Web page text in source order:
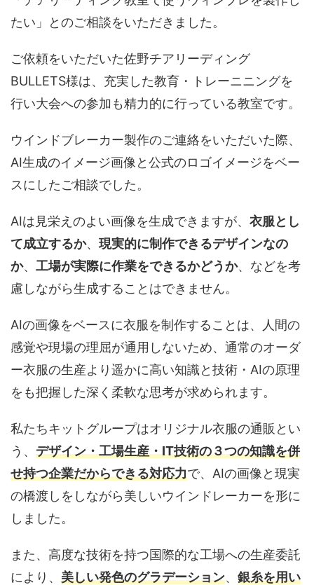
たい」とのご相談をいただきました。
ご依頼をいただいた佐野チアリーディング
BULLETS様は、充実した教育・トレーニニングを
行い大会への参加も精力的に行っている教室です。
ウインドブレーカー製作のご連絡をいただいた際、
AI生成のイメージ画像と公式のロゴイメージをベー
スにしたご相談でした。
AIは見栄えのよい画像を生成できますが、 衣服とし
て成立するか、 現実的に制作できるデザインなの
か、 工場が実際に作業をできるかどうか、などを考
慮しながら生成することはできません。
AIの画像をベースに衣服を制作することは、人間の
感覚や現場の理屈が通用しないため、通常のオーダ
ー衣服の生産より遥かに高い知識と技術・AIの原理
をも把握した深く柔軟な思考が求められます。
私たちキットグループはオリジナル衣服の通販とい
う、 デザイン・工場生産・IT技術の３つの知識を併
せ持つ企業だからできる対応力で、AIの画像と現実
の橋渡しをしながら美しいウインドレーカーを形に
しました。
また、高度な技術を持つ国際的な工場への生産委託
により、 美しい発色のグラデーション、 銀糸を用い